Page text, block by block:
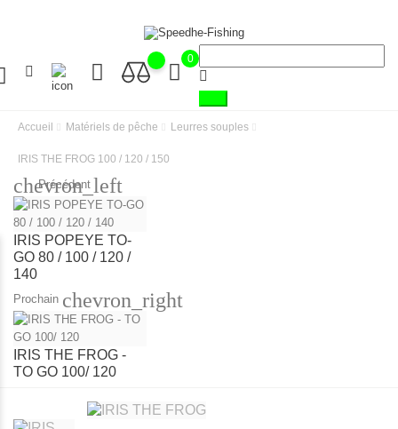
0
Accueil Matériels de pêche Leurres souples
IRIS THE FROG 100 / 120 / 150
chevron_left
Précédent
IRIS POPEYE TO-
GO 80 / 100 / 120 /
140
Prochain chevron_right
IRIS THE FROG -
TO GO 100/ 120